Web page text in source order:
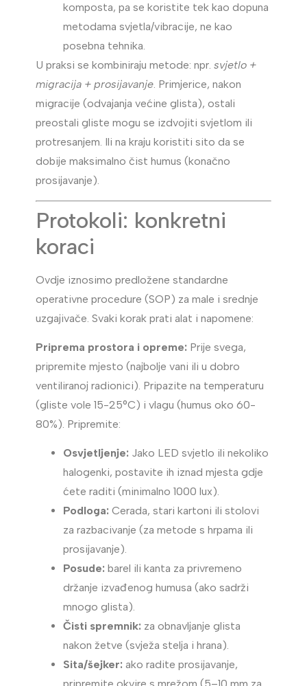
komposta, pa se koristite tek kao dopuna
metodama svjetla/vibracije, ne kao
posebna tehnika.
U praksi se kombiniraju metode: npr.svjetlo +
migracija + prosijavanje. Primjerice, nakon
migracije (odvajanja većine glista), ostali
preostali gliste mogu se izdvojiti svjetlom ili
protresanjem. Ili na kraju koristiti sito da se
dobije maksimalno čist humus (konačno
prosijavanje).
Protokoli: konkretni
koraci
Ovdje iznosimo predložene standardne
operativne procedure (SOP) za male i srednje
uzgajivače. Svaki korak prati alat i napomene:
Priprema prostora i opreme: Prije svega,
pripremite mjesto (najbolje vani ili u dobro
ventiliranoj radionici). Pripazite na temperaturu
(gliste vole 15-25°C) i vlagu (humus oko 60-
80%). Pripremite:
Osvjetljenje: Jako LED svjetlo ili nekoliko
halogenki, postavite ih iznad mjesta gdje
ćete raditi (minimalno 1000 lux).
Podloga: Cerada, stari kartoni ili stolovi
za razbacivanje (za metode s hrpama ili
prosijavanje).
Posude: barel ili kanta za privremeno
držanje izvađenog humusa (ako sadrži
mnogo glista).
Čisti spremnik: za obnavljanje glista
nakon žetve (svježa stelja i hrana).
Sita/šejker: ako radite prosijavanje,